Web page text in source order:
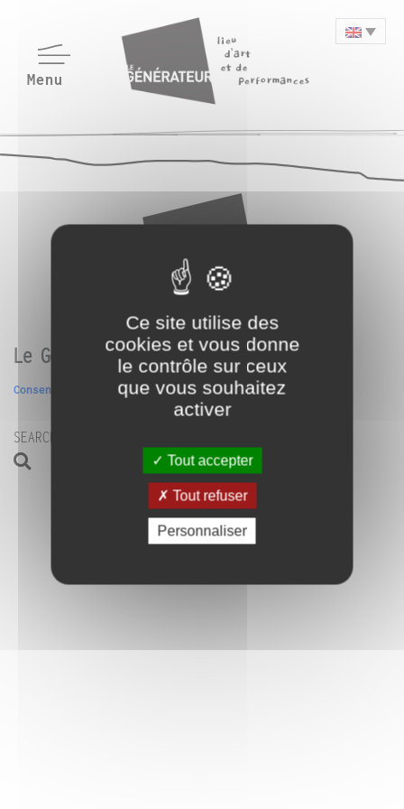
Le Générateur
Consentement
SEARCH
Ce site utilise des
cookies et vous donne
le contrôle sur ceux
que vous souhaitez
activer
Tout accepter
Tout refuser
Personnaliser